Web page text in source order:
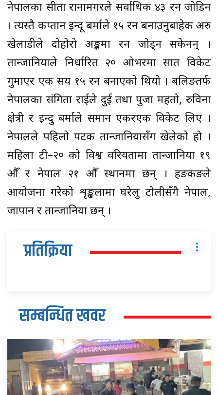
नेपालका सीता रानामगरले सर्वाधिक ४३ रन जोडिन
। त्यस्तै कप्तान इन्दू बर्माले १५ रन बनाउनुबाहेक अरु
खेलाडीले दोहोरो अङ्कमा रन जोड्न सकेनन् ।
तान्जानियाले निर्धारित २० ओभरमा सात विकेट
गुमाएर एक सय १५ रन बनाएको थियो । बलिङतर्फ
नेपालका संगिता राईले दुई तथा पुजा महतो, रुविना
क्षेत्री र इन्दु बर्माले समान एकरएक विकेट लिए ।
नेपालले पहिलो पटक तान्जानियासँग खेलेको हो ।
महिला टी–२० को विश्व वरियतामा तान्जानिया १९
औँ र नेपाल २१ औँ स्थानमा छन् । हङकङले
आयोजना गरेको शृङ्खलामा घरेलु टोलीसँगै नेपाल,
जापान र तान्जानिया छन् ।
प्रतिक्रिया
सम्बन्धित खवर